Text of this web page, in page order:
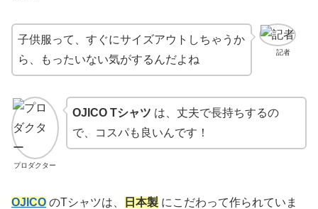
記者
子供服って、すぐにサイズアウトしちゃうか
ら、もったいない気がするんだよね
プロダクター
OJICO Tシャツ は、丈夫で長持ちするの
で、コスパも良いんです！
OJICO のTシャツは、 日本製 にこだわって作られていま